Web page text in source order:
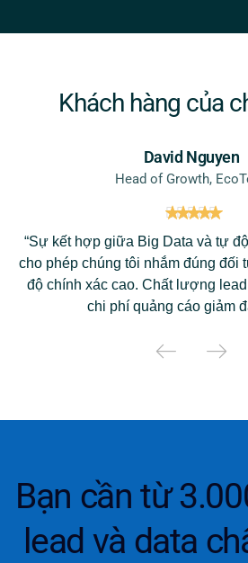
Khách hàng của
David Nguyen
Head of Growth,
“Sự kết hợp giữa Big Data và tự
cho phép chúng tôi nhắm đúng đối
độ chính xác cao. Chất lượng
chi phí quảng cáo giảm
Bạn cần từ
lead và data